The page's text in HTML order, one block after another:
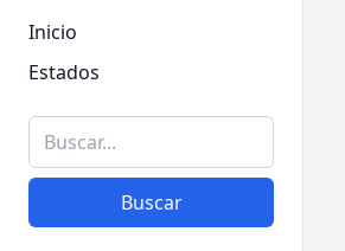
Inicio
Estados
Buscar